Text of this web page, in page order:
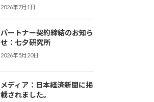
2026年7月1日
パートナー契約締結のお知ら
せ：七夕研究所
2026年5月20日
メディア：日本経済新聞に掲
載されました。